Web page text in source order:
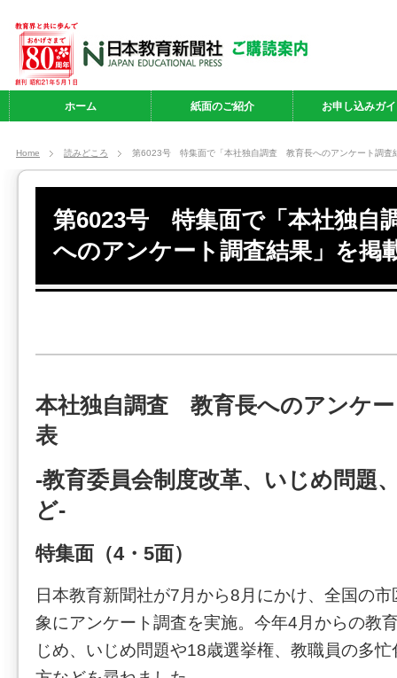
ホーム 紙面のご紹介 お申し込みガ
Home 読みどころ 第6023号 特集面で「本社独自調査 教育長へのアンケート調査
第6023号 特集面で「本社独自
へのアンケート調査結果」を掲
本社独自調査 教育長へのアンケ
表
-教育委員会制度改革、いじめ問題
ど-
特集面（4・5面）
日本教育新聞社が7月から8月にかけ、全国の
象にアンケート調査を実施。今年4月からの教
じめ、いじめ問題や18歳選挙権、教職員の多